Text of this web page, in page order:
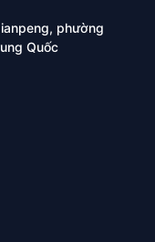
phường
Quốc